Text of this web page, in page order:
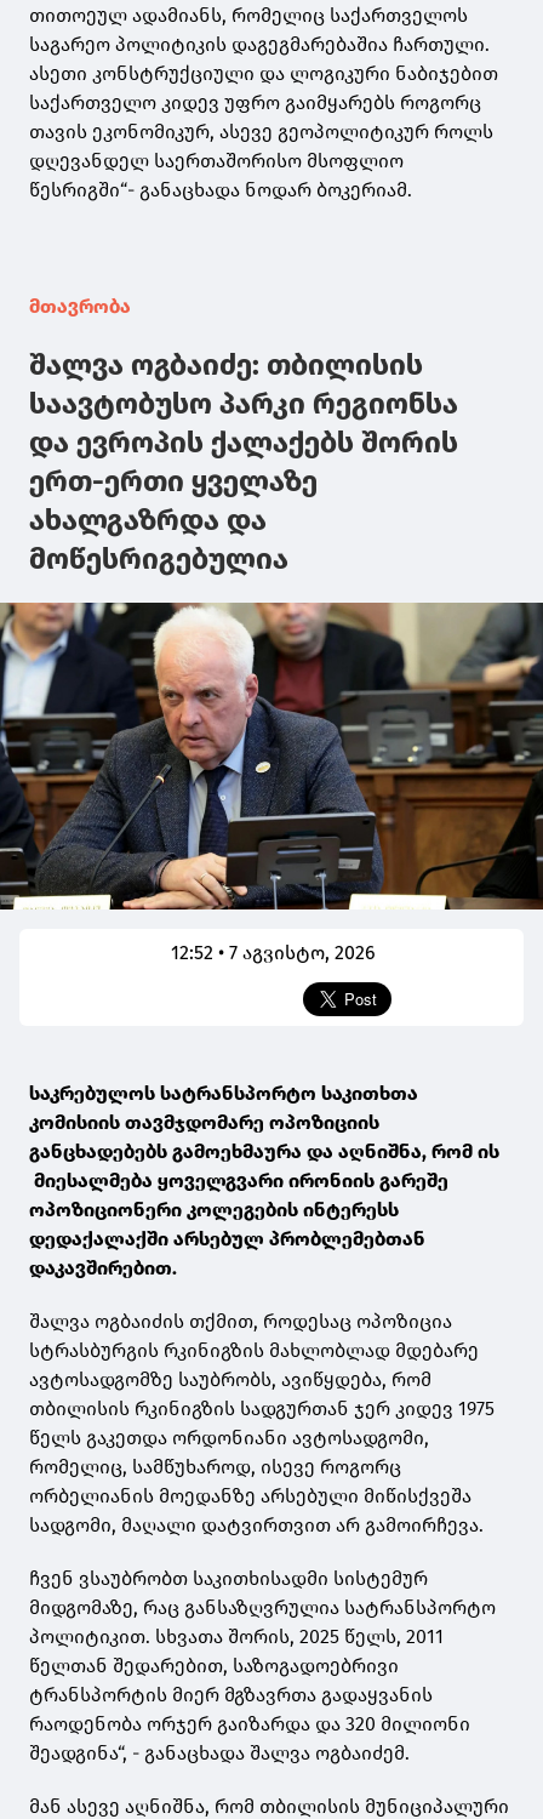
თითოეულ ადამიანს, რომელიც საქართველოს
საგარეო პოლიტიკის დაგეგმარებაშია ჩართული.
ასეთი კონსტრუქციული და ლოგიკური ნაბიჯებით
საქართველო კიდევ უფრო გაიმყარებს როგორც
თავის ეკონომიკურ, ასევე გეოპოლიტიკურ როლს
დღევანდელ საერთაშორისო მსოფლიო
წესრიგში“- განაცხადა ნოდარ ბოკერიამ.
მთავრობა
შალვა ოგბაიძე: თბილისის
საავტობუსო პარკი რეგიონსა
და ევროპის ქალაქებს შორის
ერთ-ერთი ყველაზე
ახალგაზრდა და
მოწესრიგებულია
12:52 • 7 აგვისტო, 2026
საკრებულოს სატრანსპორტო საკითხთა
კომისიის თავმჯდომარე ოპოზიციის
განცხადებებს გამოეხმაურა და აღნიშნა, რომ ის
მიესალმება ყოველგვარი ირონიის გარეშე
ოპოზიციონერი კოლეგების ინტერესს
დედაქალაქში არსებულ პრობლემებთან
დაკავშირებით.
შალვა ოგბაიძის თქმით, როდესაც ოპოზიცია
სტრასბურგის რკინიგზის მახლობლად მდებარე
ავტოსადგომზე საუბრობს, ავიწყდება, რომ
თბილისის რკინიგზის სადგურთან ჯერ კიდევ 1975
წელს გაკეთდა ორდონიანი ავტოსადგომი,
რომელიც, სამწუხაროდ, ისევე როგორც
ორბელიანის მოედანზე არსებული მიწისქვეშა
სადგომი, მაღალი დატვირთვით არ გამოირჩევა.
ჩვენ ვსაუბრობთ საკითხისადმი სისტემურ
მიდგომაზე, რაც განსაზღვრულია სატრანსპორტო
პოლიტიკით. სხვათა შორის, 2025 წელს, 2011
წელთან შედარებით, საზოგადოებრივი
ტრანსპორტის მიერ მგზავრთა გადაყვანის
რაოდენობა ორჯერ გაიზარდა და 320 მილიონი
შეადგინა“, - განაცხადა შალვა ოგბაიძემ.
მან ასევე აღნიშნა, რომ თბილისის მუნიციპალური